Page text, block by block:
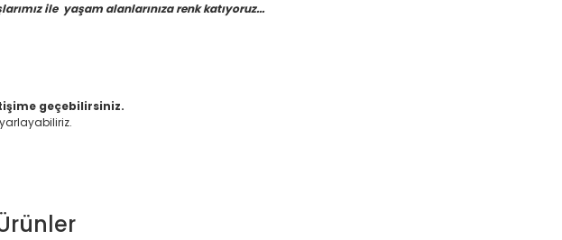
ile yaşam alanlarınıza renk katıyoruz...
geçebilirsiniz.
kullanarak tarafımıza iletebilirsiniz.